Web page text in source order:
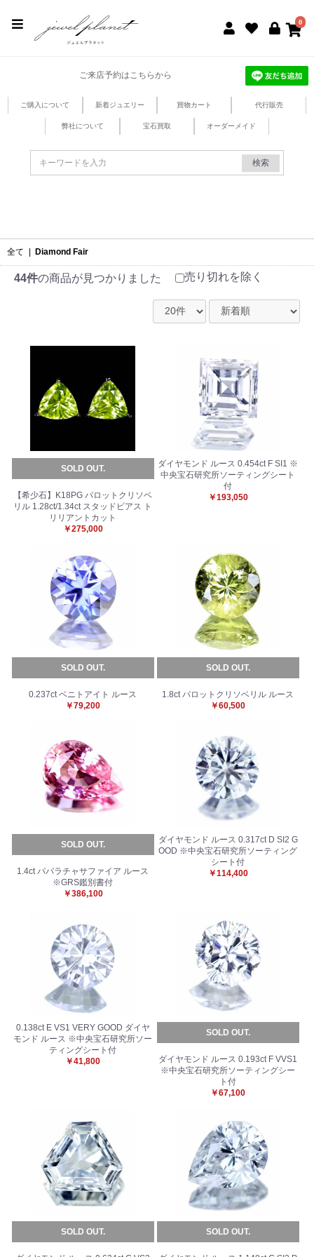
0
ご来店予約はこちらから
ご購入について 新着ジュエリー 買物カート 代行販売
弊社について 宝石買取 オーダーメイド
検索
全て Diamond Fair
44件の商品が見つかりました 売り切れを除く
SOLD OUT.
【希少石】K18PG パロットクリソベ
リル 1.28ct/1.34ct スタッドピアス ト
リリアントカット
￥275,000
ダイヤモンド ルース 0.454ct F SI1 ※
中央宝石研究所ソーティングシート
付
￥193,050
SOLD OUT.
0.237ct ベニトアイト ルース
￥79,200
SOLD OUT.
1.8ct パロットクリソベリル ルース
￥60,500
SOLD OUT.
1.4ct パパラチャサファイア ルース
※GRS鑑別書付
￥386,100
ダイヤモンド ルース 0.317ct D SI2 G
OOD ※中央宝石研究所ソーティング
シート付
￥114,400
0.138ct E VS1 VERY GOOD ダイヤ
モンド ルース ※中央宝石研究所ソー
ティングシート付
￥41,800
SOLD OUT.
ダイヤモンド ルース 0.193ct F VVS1
※中央宝石研究所ソーティングシー
ト付
￥67,100
SOLD OUT. SOLD OUT.